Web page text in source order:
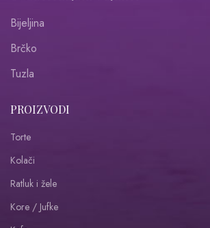
Bijeljina
Brčko
Tuzla
PROIZVODI
Torte
Kolači
Ratluk i žele
Kore / Jufke